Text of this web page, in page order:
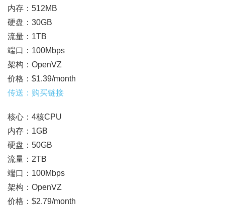
内存：512MB
硬盘：30GB
流量：1TB
端口：100Mbps
架构：OpenVZ
价格：$1.39/month
传送：购买链接
核心：4核CPU
内存：1GB
硬盘：50GB
流量：2TB
端口：100Mbps
架构：OpenVZ
价格：$2.79/month